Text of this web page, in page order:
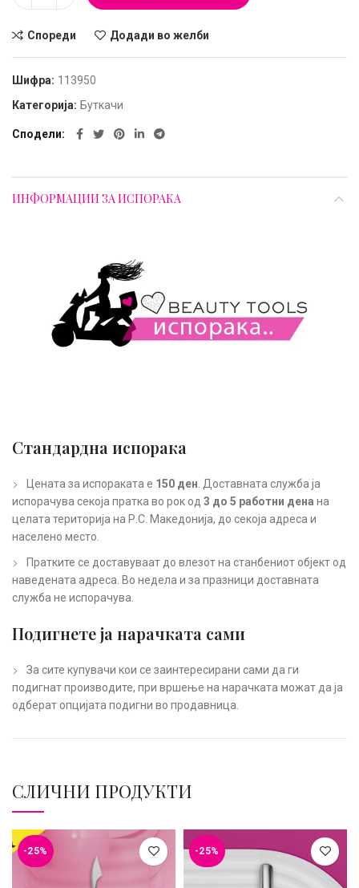
Спореди Додади во желби
Шифра: 113950
Категорија: Буткачи
Сподели
ИНФОРМАЦИИ ЗА ИСПОРАКА
Стандардна испорака
Цената за испораката е 150 ден . Доставната служба ја
испорачува секоја пратка во рок од 3 до 5 работни дена на
целата територија на Р.С. Македонија, до секоја адреса и
населено место.
Пратките се доставуваат до влезот на станбениот објект од
наведената адреса. Во недела и за празници доставната
служба не испорачува.
Подигнете ја нарачката сами
За сите купувачи кои се заинтересирани сами да ги
подигнат производите, при вршење на нарачката можат да ја
одберат опцијата подигни во продавница.
СЛИЧНИ ПРОДУКТИ
-25% -25%